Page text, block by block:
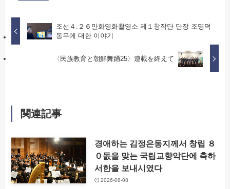
조선４.２６만화영화촬영소 제１창작단 단장 조명덕
동무에 대한 이야기
〈民族教育と朝鮮舞踊25〉連載を終えて
関連記事
경애하는 김정은동지께서 창립 ８
０돐을 맞는 국립교향악단에 축하
서한을 보내시였다
2026-08-08